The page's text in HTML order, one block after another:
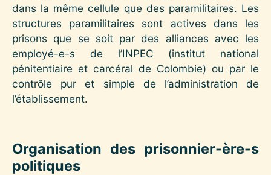
dans la même cellule que des paramilitaires. Les
structures paramilitaires sont actives dans les
prisons que se soit par des alliances avec les
employé-e-s de l’INPEC (institut national
pénitentiaire et carcéral de Colombie) ou par le
contrôle pur et simple de l’administration de
l’établissement.
Organisation des prisonnier-ère-s
politiques